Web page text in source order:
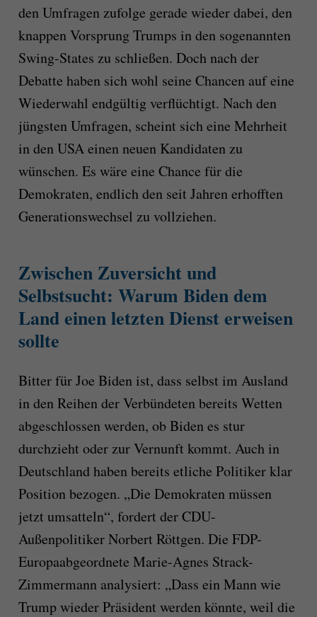
den Umfragen zufolge gerade wieder dabei, den
knappen Vorsprung Trumps in den sogenannten
Swing-States zu schließen. Doch nach der
Debatte haben sich wohl seine Chancen auf eine
Wiederwahl endgültig verflüchtigt. Nach den
jüngsten Umfragen, scheint sich eine Mehrheit
in den USA einen neuen Kandidaten zu
wünschen. Es wäre eine Chance für die
Demokraten, endlich den seit Jahren erhofften
Generationswechsel zu vollziehen.
Zwischen Zuversicht und
Selbstsucht: Warum Biden dem
Land einen letzten Dienst erweisen
sollte
Bitter für Joe Biden ist, dass selbst im Ausland
in den Reihen der Verbündeten bereits Wetten
abgeschlossen werden, ob Biden es stur
durchzieht oder zur Vernunft kommt. Auch in
Deutschland haben bereits etliche Politiker klar
Position bezogen. „Die Demokraten müssen
jetzt umsatteln“, fordert der CDU-
Außenpolitiker Norbert Röttgen. Die FDP-
Europaabgeordnete Marie-Agnes Strack-
Zimmermann analysiert: „Dass ein Mann wie
Trump wieder Präsident werden könnte, weil die